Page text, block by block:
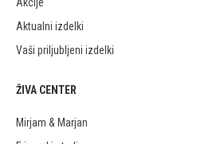
Aktualni izdelki
Vaši priljubljeni izdelki
ŽIVA CENTER
Mirjam & Marjan